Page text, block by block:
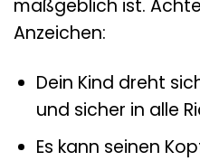
maßgeblich ist.
Anzeichen:
Dein Kind dreht
und sicher in alle
Es kann seinen